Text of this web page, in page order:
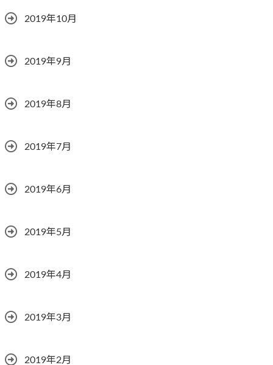
2019年10月
2019年9月
2019年8月
2019年7月
2019年6月
2019年5月
2019年4月
2019年3月
2019年2月